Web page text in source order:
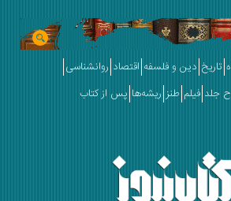
دین و فلسفه اقتصاد روانشناسی
فیلم طنز ریشه‌ها پس از کتاب